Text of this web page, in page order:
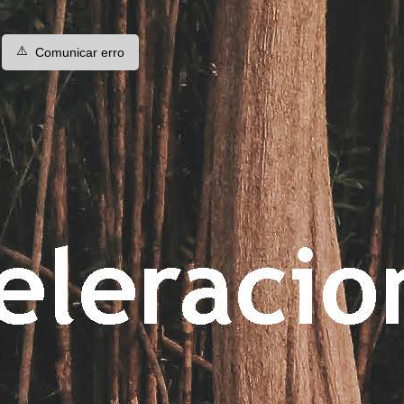
⚠️ Comunicar erro